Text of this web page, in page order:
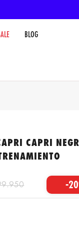
BLOG
CAPRI
.950 -